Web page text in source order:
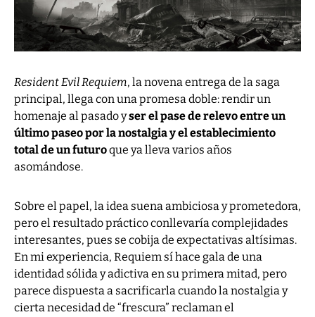
Resident Evil Requiem, la novena entrega de la saga
principal, llega con una promesa doble: rendir un
homenaje al pasado yser el pase de relevo entre un
último paseo por la nostalgia y el establecimiento
total de un futuroque ya lleva varios años
asomándose.
Sobre el papel, la idea suena ambiciosa y prometedora,
pero el resultado práctico conllevaría complejidades
interesantes, pues se cobija de expectativas altísimas.
En mi experiencia, Requiem sí hace gala de una
identidad sólida y adictiva en su primera mitad, pero
parece dispuesta a sacrificarla cuando la nostalgia y
cierta necesidad de “frescura” reclaman el